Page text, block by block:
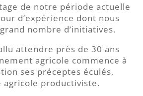
de notre période actuelle
d’expérience dont nous
nombre d’initiatives.
attendre près de 30 ans
agricole commence à
ses préceptes éculés,
productiviste.